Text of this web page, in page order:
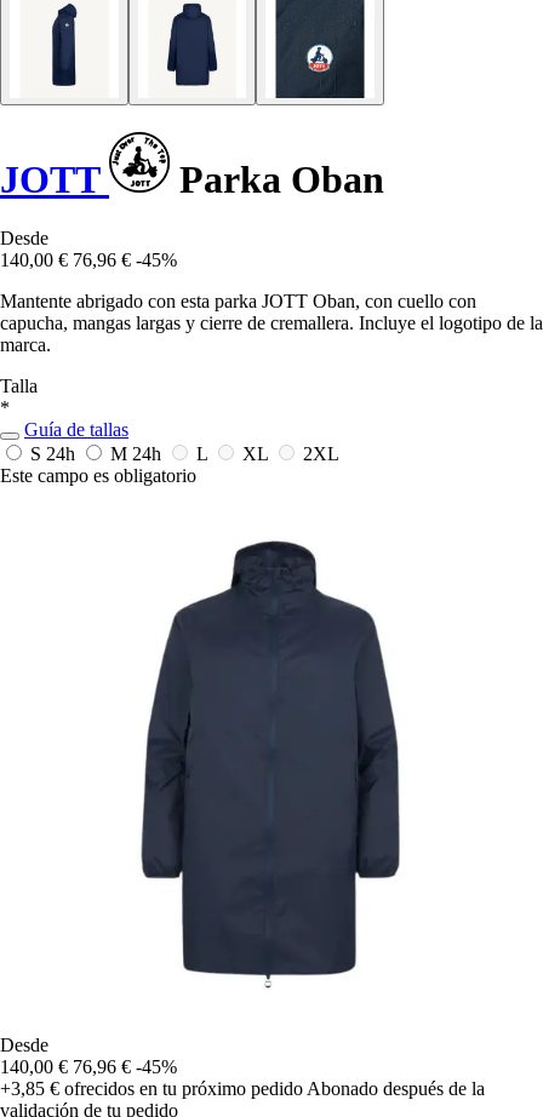
JOTT Parka Oban
Desde
140,00 € 76,96 € -45%
Mantente abrigado con esta parka JOTT Oban, con cuello con
capucha, mangas largas y cierre de cremallera. Incluye el logotipo de la
marca.
Talla
*
Guía de tallas
S 24h M 24h L XL
2XL
Este campo es obligatorio
Desde
140,00 € 76,96 € -45%
+3,85 € ofrecidos en tu próximo pedido Abonado después de la
validación de tu pedido